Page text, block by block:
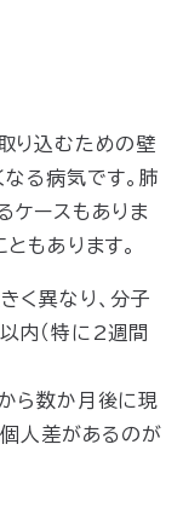
り込むための壁
る病気です。肺
ケースもありま
もあります。
く異なり、分子
内（特に2週間
ら数か月後に現
個人差があるのが